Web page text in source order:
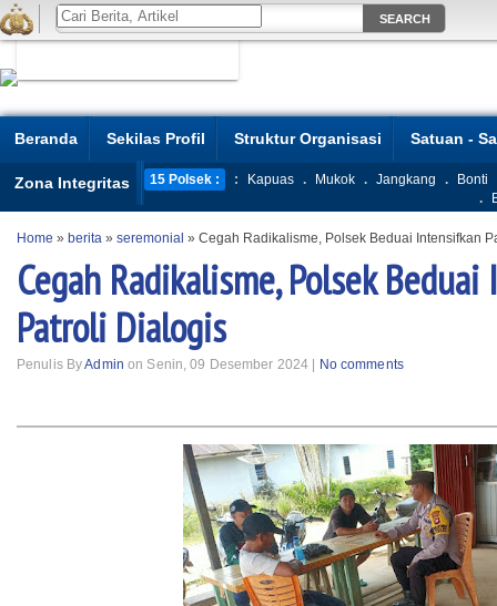
Beranda Sekilas Profil Struktur Organisasi Satuan -
Zona Integritas 15 Polsek : : Kapuas . Mukok . Jangkang .
Bonti
.
Home » berita » seremonial » Cegah Radikalisme, Polsek Beduai Intensifkan
Cegah Radikalisme, Polsek
Patroli Dialogis
Penulis ByAdmin on Senin, 09 Desember 2024 | No comments